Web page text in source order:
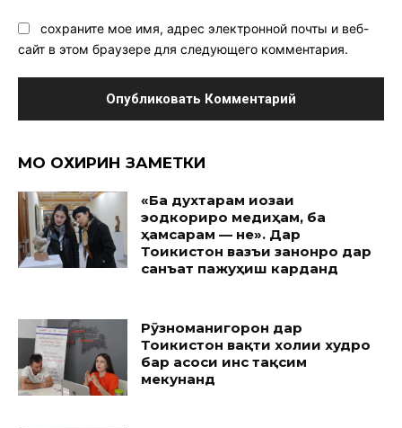
сохраните мое имя, адрес электронной почты и веб-
сайт в этом браузере для следующего комментария.
МО ОХИРИН ЗАМЕТКИ
«Ба духтарам иҷозаи
эҷодкориро медиҳам, ба
ҳамсарам — не». Дар
Тоҷикистон вазъи занонро дар
санъат пажуҳиш карданд
Рӯзноманигорон дар
Тоҷикистон вақти холии худро
бар асоси ҷинс тақсим
мекунанд